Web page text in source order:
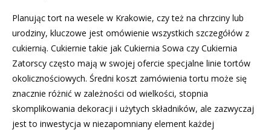
Planując tort na wesele w Krakowie, czy też na chrzciny lub
urodziny, kluczowe jest omówienie wszystkich szczegółów z
cukiernią. Cukiernie takie jak Cukiernia Sowa czy Cukiernia
Zatorscy często mają w swojej ofercie specjalne linie tortów
okolicznościowych. Średni koszt zamówienia tortu może się
znacznie różnić w zależności od wielkości, stopnia
skomplikowania dekoracji i użytych składników, ale zazwyczaj
jest to inwestycja w niezapomniany element każdej